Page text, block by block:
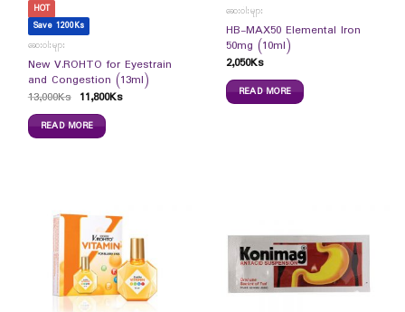
HOT
Save 1200Ks
ဆေးဝါးများ
New V.ROHTO for Eyestrain
and Congestion (13ml)
13,000Ks 11,800Ks
READ MORE
ဆေးဝါးများ
HB-MAX50 Elemental Iron
50mg (10ml)
2,050Ks
READ MORE